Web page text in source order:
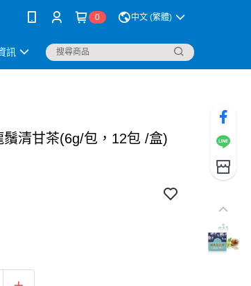
0 中文 (繁體)
訊
鬚清甘茶(6g/包，12包 /盒)